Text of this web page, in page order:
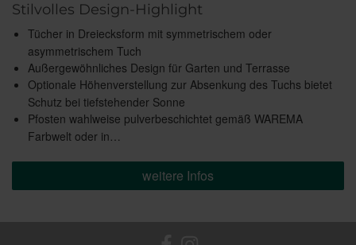
Stilvolles Design-Highlight
Tücher in Dreiecksform mit symmetrischem oder
asymmetrischem Tuch
Außergewöhnliches Design für Garten und Terrasse
Optionale Höhenverstellung zur Absenkung des Tuchs bietet
Schutz bei tiefstehender Sonne
Pfosten wahlweise pulverbeschichtet gemäß WAREMA
Farbwelt oder in…
weitere Infos